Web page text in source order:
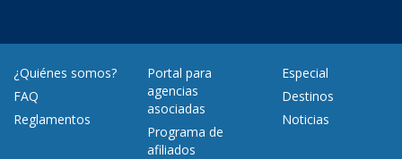
¿Quiénes somos?
FAQ
Reglamentos
Portal para
agencias
asociadas
Programa de
afiliados
Especial
Destinos
Noticias